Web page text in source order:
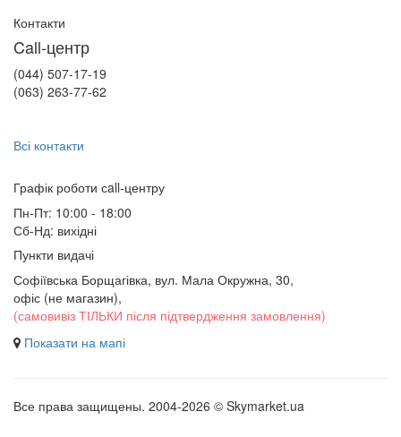
Контакти
Call-центр
(044) 507-17-19
(063) 263-77-62
Всі контакти
Графік роботи сall-центру
Пн-Пт: 10:00 - 18:00
Сб-Нд: вихідні
Пункти видачі
Софіївська Борщагівка, вул. Мала Окружна, 30,
офіс (не магазин),
(самовивіз ТІЛЬКИ після підтвердження замовлення)
Показати на мапі
Все права защищены. 2004-2026 © Skymarket.ua